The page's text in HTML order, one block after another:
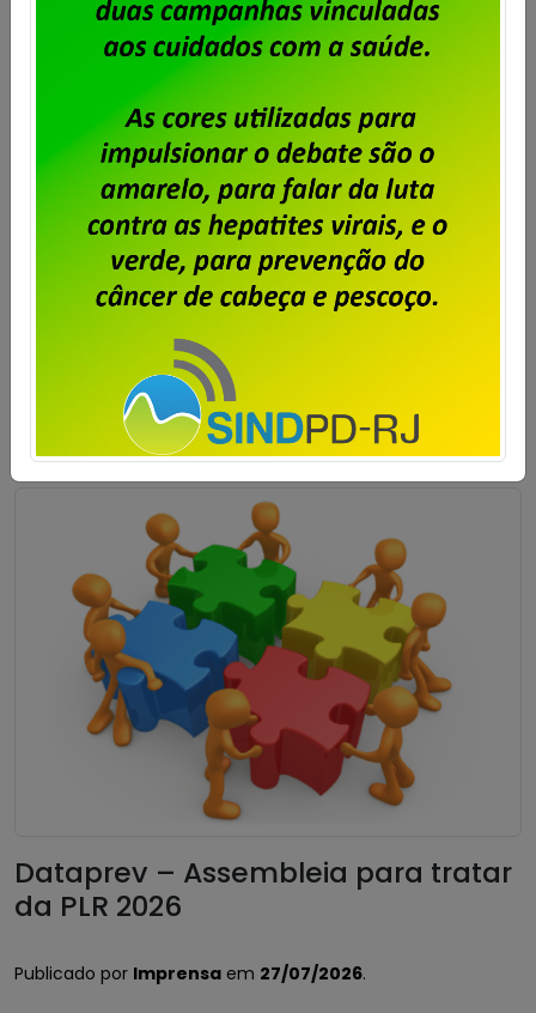
Dataprev: trabalhadores do RJ
aprovam proposta da PLR 2026
Publicado porImprensaem31/07/2026 .
Em assembleia realizada ontem, 30 de julho, na sede
do Sindpd-RJ, os trabalhadores e trabalhadoras da
Dataprev aprovaram a proposta de pagamento da
PLR 2026. Foi aprovada também a cobrança de 6%
de Contribuição para Custeio Sindical sobre a PLR
oposição por parte daqueles que não […]
Saiba mais
Dataprev – Assembleia para tratar
da PLR 2026
Publicado por Imprensa em 27/07/2026.